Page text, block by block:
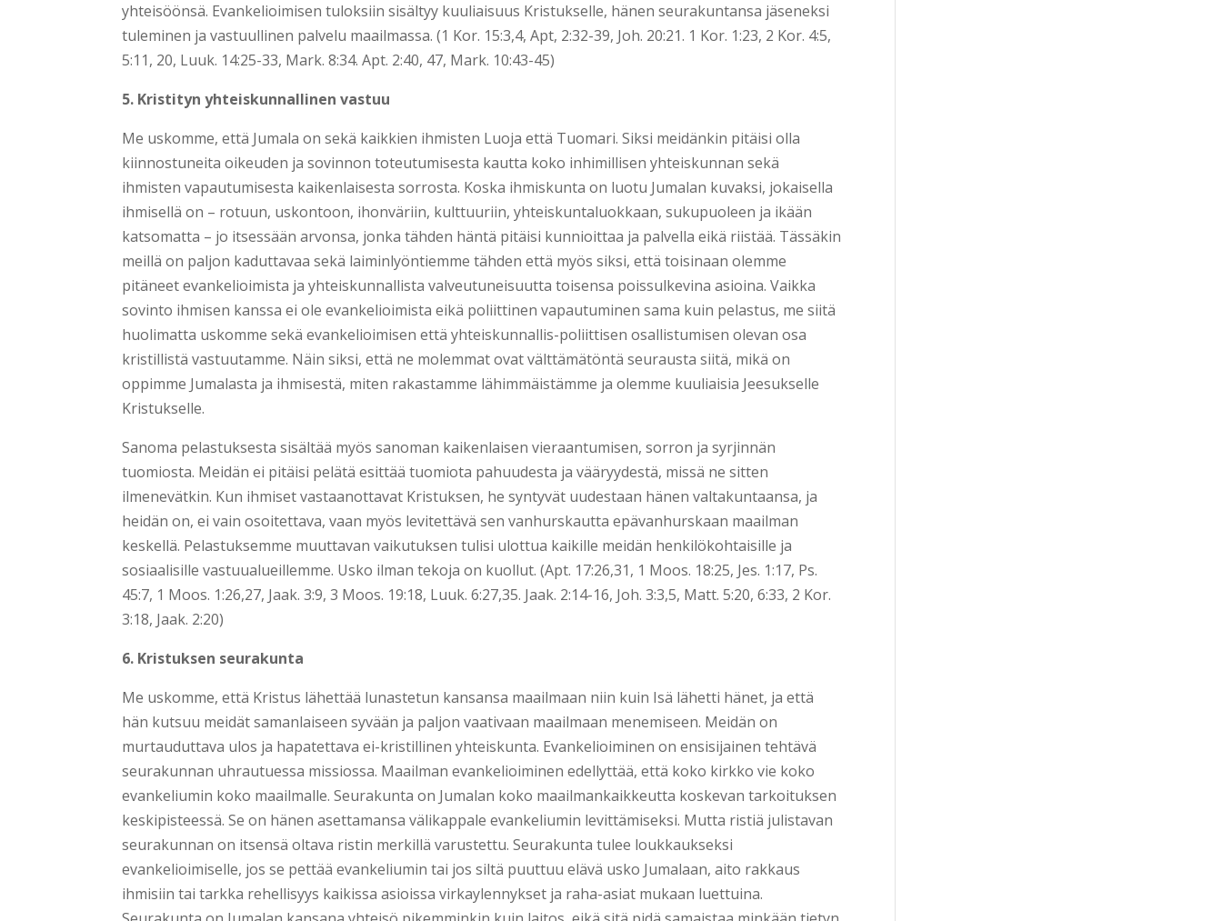
yhteisöönsä. Evankelioimisen tuloksiin sisältyy kuuliaisuus Kristukselle, hänen seurakuntansa jäseneksi
tuleminen ja vastuullinen palvelu maailmassa. (1 Kor. 15:3,4, Apt, 2:32-39, Joh. 20:21. 1 Kor. 1:23, 2 Kor. 4:5,
5:11, 20, Luuk. 14:25-33, Mark. 8:34. Apt. 2:40, 47, Mark. 10:43-45)
5. Kristityn yhteiskunnallinen vastuu
Me uskomme, että Jumala on sekä kaikkien ihmisten Luoja että Tuomari. Siksi meidänkin pitäisi olla
kiinnostuneita oikeuden ja sovinnon toteutumisesta kautta koko inhimillisen yhteiskunnan sekä
ihmisten vapautumisesta kaikenlaisesta sorrosta. Koska ihmiskunta on luotu Jumalan kuvaksi, jokaisella
ihmisellä on – rotuun, uskontoon, ihonväriin, kulttuuriin, yhteiskuntaluokkaan, sukupuoleen ja ikään
katsomatta – jo itsessään arvonsa, jonka tähden häntä pitäisi kunnioittaa ja palvella eikä riistää. Tässäkin
meillä on paljon kaduttavaa sekä laiminlyöntiemme tähden että myös siksi, että toisinaan olemme
pitäneet evankelioimista ja yhteiskunnallista valveutuneisuutta toisensa poissulkevina asioina. Vaikka
sovinto ihmisen kanssa ei ole evankelioimista eikä poliittinen vapautuminen sama kuin pelastus, me siitä
huolimatta uskomme sekä evankelioimisen että yhteiskunnallis-poliittisen osallistumisen olevan osa
kristillistä vastuutamme. Näin siksi, että ne molemmat ovat välttämätöntä seurausta siitä, mikä on
oppimme Jumalasta ja ihmisestä, miten rakastamme lähimmäistämme ja olemme kuuliaisia Jeesukselle
Kristukselle.
Sanoma pelastuksesta sisältää myös sanoman kaikenlaisen vieraantumisen, sorron ja syrjinnän
tuomiosta. Meidän ei pitäisi pelätä esittää tuomiota pahuudesta ja vääryydestä, missä ne sitten
ilmenevätkin. Kun ihmiset vastaanottavat Kristuksen, he syntyvät uudestaan hänen valtakuntaansa, ja
heidän on, ei vain osoitettava, vaan myös levitettävä sen vanhurskautta epävanhurskaan maailman
keskellä. Pelastuksemme muuttavan vaikutuksen tulisi ulottua kaikille meidän henkilökohtaisille ja
sosiaalisille vastuualueillemme. Usko ilman tekoja on kuollut. (Apt. 17:26,31, 1 Moos. 18:25, Jes. 1:17, Ps.
45:7, 1 Moos. 1:26,27, Jaak. 3:9, 3 Moos. 19:18, Luuk. 6:27,35. Jaak. 2:14-16, Joh. 3:3,5, Matt. 5:20, 6:33, 2 Kor.
3:18, Jaak. 2:20)
6. Kristuksen seurakunta
Me uskomme, että Kristus lähettää lunastetun kansansa maailmaan niin kuin Isä lähetti hänet, ja että
hän kutsuu meidät samanlaiseen syvään ja paljon vaativaan maailmaan menemiseen. Meidän on
murtauduttava ulos ja hapatettava ei-kristillinen yhteiskunta. Evankelioiminen on ensisijainen tehtävä
seurakunnan uhrautuessa missiossa. Maailman evankelioiminen edellyttää, että koko kirkko vie koko
evankeliumin koko maailmalle. Seurakunta on Jumalan koko maailmankaikkeutta koskevan tarkoituksen
keskipisteessä. Se on hänen asettamansa välikappale evankeliumin levittämiseksi. Mutta ristiä julistavan
seurakunnan on itsensä oltava ristin merkillä varustettu. Seurakunta tulee loukkaukseksi
evankelioimiselle, jos se pettää evankeliumin tai jos siltä puuttuu elävä usko Jumalaan, aito rakkaus
ihmisiin tai tarkka rehellisyys kaikissa asioissa virkaylennykset ja raha-asiat mukaan luettuina.